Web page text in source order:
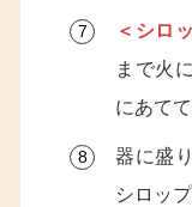
＜シロ
まで火
にあて
器に盛
シロッ